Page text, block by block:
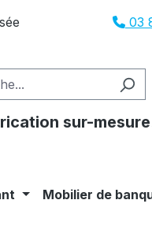
03
sur-
Mobilier de